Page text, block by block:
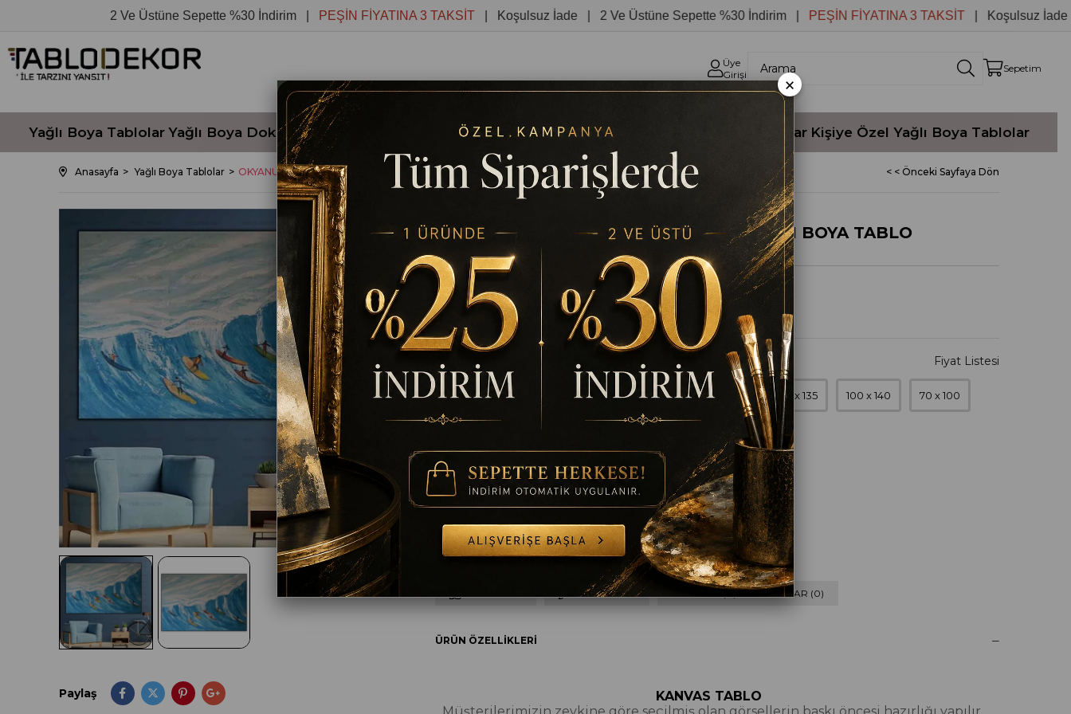
2 Ve Üstüne Sepette %30 İndirim |PEŞİN FİYATINA 3 TAKSİT| Koşulsuz İade | 2 Ve Üstüne Sepette %30 İndirim |PEŞİN FİYATINA 3 TAKSİT| Koşulsuz İade
Üye
Girişi
Sepetim
Yağlı Boya Tablolar Yağlı Boya Dokulu Tablolar Kanvas Tablolar Yuvarlak Tablolar Reprodüksiyon Yağlı Boyalar Kişiye Özel Yağlı Boya Tablolar
Anasayfa Yağlı Boya Tablolar OKYANUS VE SURFÇÜLER ORİJİNAL YAĞLI BOYA TABLO < < Önceki Sayfaya Dön
Paylaş
OKYANUS VE SURFÇÜLER ORİJİNAL YAĞLI BOYA TABLO
(TD814)
%25
İndirim
₺3.657,83 ₺2.743,37
35 x 50 50 x 70 60 x 90 70 x 100 80 x 120 90 x 135 100 x 140 70 x 100
Çerçeve
Çerçevesiz Çerçeveli
YORUM YAZ SORULAR (0) VE CEVAPLAR (0)
ÜRÜN ÖZELLIKLERI
KANVAS TABLO
×